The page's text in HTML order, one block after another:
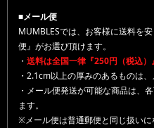
■メール便
MUMBLESでは、お客様に送料を
便』がお選び頂けます。
・ 送料は全国一律『250円（税込）
・2.1cm以上の厚みのあるものは
・メール便発送が可能な商品は、
ます。
※メール便は普通郵便と同じ扱い